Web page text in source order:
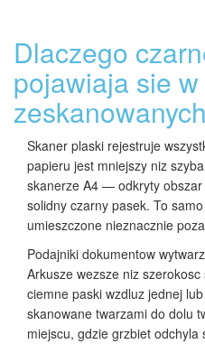
Dlaczego
pojawiaja sie w
Skaner plaski rejestruje
papieru jest mniejszy niz
skanerze A4 — odkryty
solidny czarny pasek. To
umieszczone nieznacznie
Podajniki dokumentow
Arkusze wezsze niz
ciemne paski wzdluz jednej
skanowane twarzami do dolu
miejscu, gdzie grzbiet odchyla